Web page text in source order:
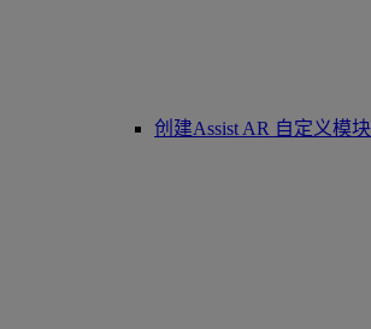
创建Assist AR 自定义模块